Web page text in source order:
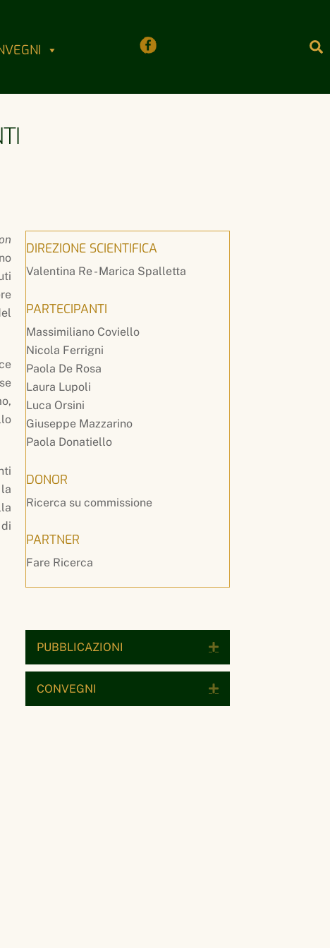
DIREZIONE SCIENTIFICA
Valentina Re - Marica Spalletta
PARTECIPANTI
Massimiliano Coviello
Nicola Ferrigni
Paola De Rosa
Laura Lupoli
Luca Orsini
Giuseppe Mazzarino
Paola Donatiello
DONOR
Ricerca su commissione
PARTNER
Fare Ricerca
PUBBLICAZIONI Espandi
CONVEGNI Espandi